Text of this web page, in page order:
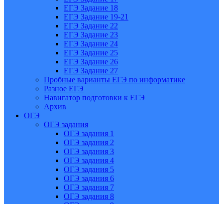
ЕГЭ Задание 18
ЕГЭ Задание 19-21
ЕГЭ Задание 22
ЕГЭ Задание 23
ЕГЭ Задание 24
ЕГЭ Задание 25
ЕГЭ Задание 26
ЕГЭ Задание 27
Пробные варианты ЕГЭ по информатике
Разное ЕГЭ
Навигатор подготовки к ЕГЭ
Архив
ОГЭ
ОГЭ задания
ОГЭ задания 1
ОГЭ задания 2
ОГЭ задания 3
ОГЭ задания 4
ОГЭ задания 5
ОГЭ задания 6
ОГЭ задания 7
ОГЭ задания 8